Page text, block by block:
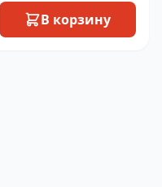
В корзину